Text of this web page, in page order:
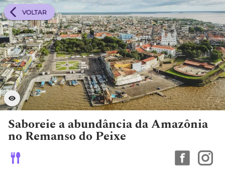
VOLTAR
Saboreie a abundância da Amazônia
no Remanso do Peixe